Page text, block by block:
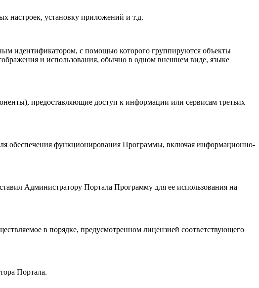
настроек, установку приложений и т.д.
идентификатором, с помощью которого группируются объекты
и использования, обычно в одном внешнем виде, языке
предоставляющие доступ к информации или сервисам третьих
обеспечения функционирования Программы, включая информационно-
Администратору Портала Программу для ее использования на
в порядке, предусмотренном лицензией соответствующего
Портала.